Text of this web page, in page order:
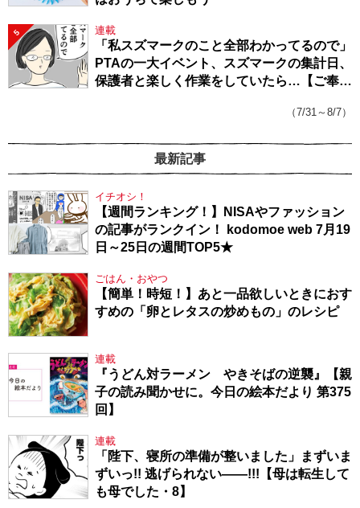
5 連載
「私スズマークのこと全部わかってるので」
PTAの一大イベント、スズマークの集計日、
保護者と楽しく作業をしていたら…【ご奉仕
（7/31～8/7）
最新記事
イチオシ！
【週間ランキング！】NISAやファッション
の記事がランクイン！ kodomoe web 7月19
日～25日の週間TOP5★
ごはん・おやつ
【簡単！時短！】あと一品欲しいときにおす
すめの「卵とレタスの炒めもの」のレシピ
連載
『うどん対ラーメン やきそばの逆襲』【親
子の読み聞かせに。今日の絵本だより 第375
回】
連載
「陛下、寝所の準備が整いました」まずいま
ずいっ!! 逃げられない――!!!【母は転生して
も母でした・8】